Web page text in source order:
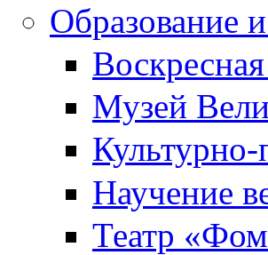
Образование
Музей
Культурно-
Научение
Театр